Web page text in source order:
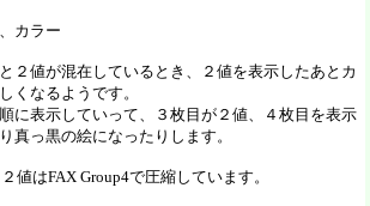
カラー
２値が混在しているとき、２値を表示したあとカ
くなるようです。
に表示していって、３枚目が２値、４枚目を表示
真っ黒の絵になったりします。
値はFAX Group4で圧縮しています。